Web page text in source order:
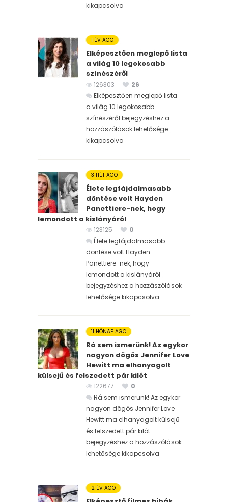
kikapcsolva
1 ÉV AGO
Elképesztően meglepő lista
a világ 10 legokosabb
színészéről
126303
26
Elképesztően meglepő lista
a világ 10 legokosabb
színészéről bejegyzéshez a
hozzászólások lehetősége
kikapcsolva
3 HÉT AGO
Élete legfájdalmasabb
döntése volt Hayden
Panettiere-nek, hogy
lemondott a kislányáról
123125
0
Élete legfájdalmasabb
döntése volt Hayden
Panettiere-nek, hogy
lemondott a kislányáról
bejegyzéshez a hozzászólások
lehetősége kikapcsolva
11 HÓNAP AGO
Rá sem ismerünk! Az egykor
nagyon dögös Jennifer Love
Hewitt ma elhanyagolt
külsejű és felszedett pár kilót
122677
0
Rá sem ismerünk! Az egykor
nagyon dögös Jennifer Love
Hewitt ma elhanyagolt külsejű
és felszedett pár kilót
bejegyzéshez a hozzászólások
lehetősége kikapcsolva
2 ÉV AGO